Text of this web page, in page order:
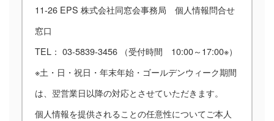
11-26 EPS 株式会社同窓会事務局 個人情報問合せ
窓口
TEL： 03-5839-3456 （受付時間 10:00～17:00※）
※土・日・祝日・年末年始・ゴールデンウィーク期間
は、翌営業日以降の対応とさせていただきます。
個人情報を提供されることの任意性についてご本人